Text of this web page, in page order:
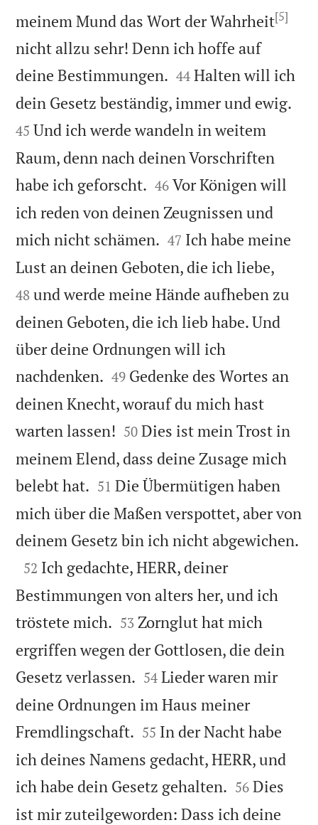
meinem Mund das Wort der Wahrheit[5]
nicht allzu sehr! Denn ich hoffe auf
deine Bestimmungen. 

44 Halten will ich
dein Gesetz beständig, immer und ewig.
45 Und ich werde wandeln in weitem
Raum, denn nach deinen Vorschriften
habe ich geforscht. 

46 Vor Königen will
ich reden von deinen Zeugnissen und
mich nicht schämen. 

47 Ich habe meine
Lust an deinen Geboten, die ich liebe,
48 und werde meine Hände aufheben zu
deinen Geboten, die ich lieb habe. Und
über deine Ordnungen will ich
nachdenken. 

49 Gedenke des Wortes an
deinen Knecht, worauf du mich hast
warten lassen! 

50 Dies ist mein Trost in
meinem Elend, dass deine Zusage mich
belebt hat. 

51 Die Übermütigen haben
mich über die Maßen verspottet, aber von
deinem Gesetz bin ich nicht abgewichen.

52 Ich gedachte, HERR, deiner
Bestimmungen von alters her, und ich
tröstete mich. 

53 Zornglut hat mich
ergriffen wegen der Gottlosen, die dein
Gesetz verlassen. 

54 Lieder waren mir
deine Ordnungen im Haus meiner
Fremdlingschaft. 

55 In der Nacht habe
ich deines Namens gedacht, HERR, und
ich habe dein Gesetz gehalten. 

56 Dies
ist mir zuteilgeworden: Dass ich deine